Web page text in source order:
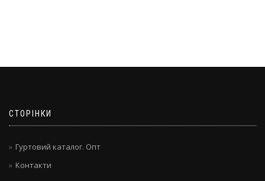
СТОРІНКИ
Гуртовий каталог. Опт
Контакти